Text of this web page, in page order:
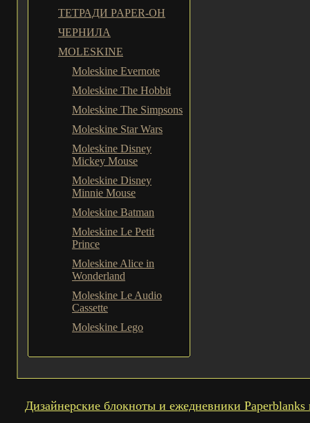
ТЕТРАДИ PAPER-OH
ЧЕРНИЛА
MOLESKINE
Moleskine Evernote
Moleskine The Hobbit
Moleskine The Simpsons
Moleskine Star Wars
Moleskine Disney
Mickey Mouse
Moleskine Disney
Minnie Mouse
Moleskine Batman
Moleskine Le Petit
Prince
Moleskine Alice in
Wonderland
Moleskine Le Audio
Cassette
Moleskine Lego
Дизайнерские блокноты и ежедневники